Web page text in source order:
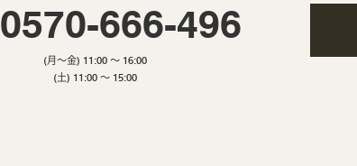
0570-666-496
(月～金) 11:00 ～ 16:00
(土) 11:00 ～ 15:00